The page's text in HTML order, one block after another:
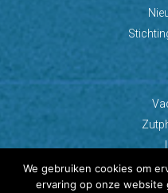
We gebruiken cookies om
ervaring op onze website